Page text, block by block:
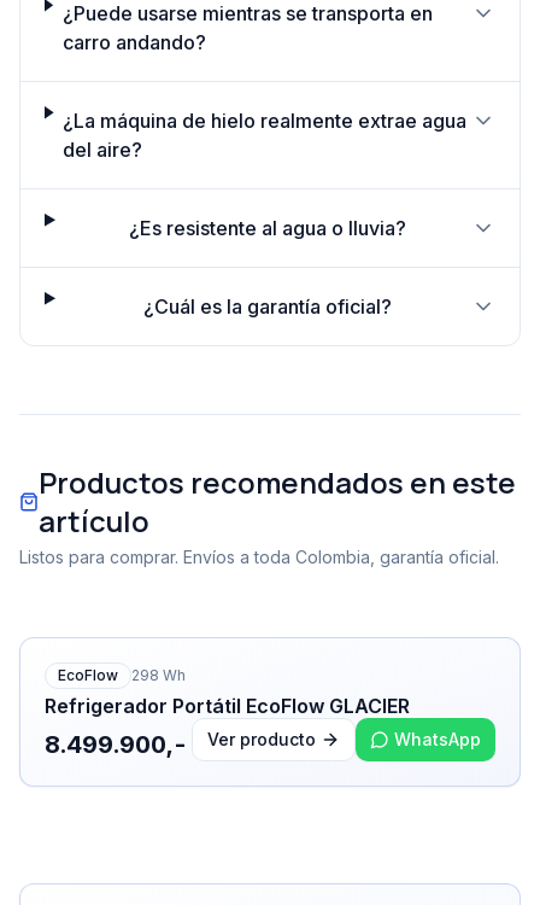
¿Puede usarse mientras se transporta en
carro andando?
¿La máquina de hielo realmente extrae agua
del aire?
¿Es resistente al agua o lluvia?
¿Cuál es la garantía oficial?
Productos recomendados en este
artículo
Listos para comprar. Envíos a toda Colombia, garantía oficial.
EcoFlow 298 Wh
Refrigerador Portátil EcoFlow GLACIER
8.499.900,- Ver producto WhatsApp